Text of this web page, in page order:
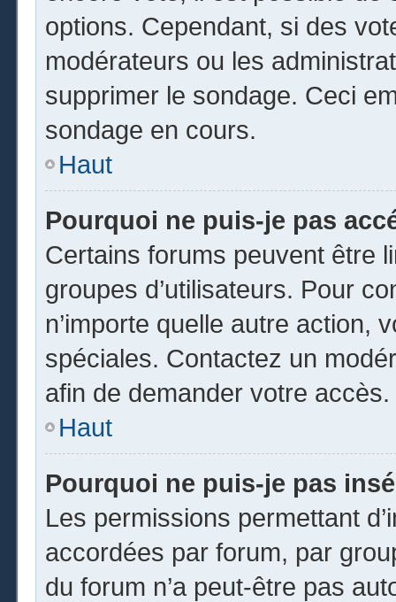
options. Cependant, si des
modérateurs ou les
supprimer le sondage. Ceci
sondage en cours.
Haut
Pourquoi ne puis-je pas
Certains forums peuvent être
groupes d’utilisateurs. Pour
n’importe quelle autre action,
spéciales. Contactez un
afin de demander votre accès.
Haut
Pourquoi ne puis-je pas
Les permissions permettant
accordées par forum, par
du forum n’a peut-être pas